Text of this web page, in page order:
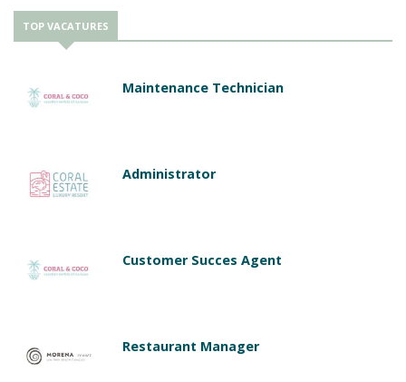
TOP VACATURES
Maintenance Technician
Administrator
Customer Succes Agent
Restaurant Manager